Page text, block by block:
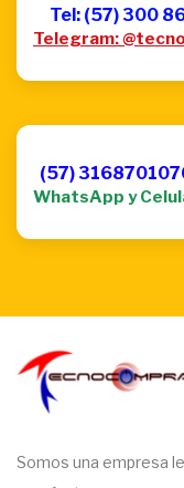
Tel: (57) 300
Telegram:
(57)
WhatsApp y
Somos una empresa